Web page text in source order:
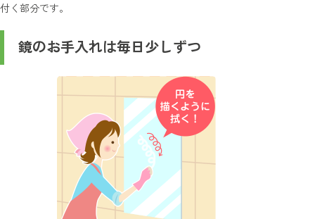
付く部分です。
鏡のお手入れは毎日少しずつ